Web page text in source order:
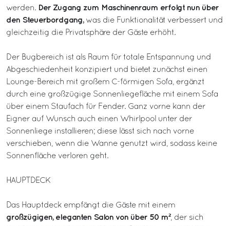
werden. Der Zugang zum Maschinenraum erfolgt nun über
den Steuerbordgang, was die Funktionalität verbessert und
gleichzeitig die Privatsphäre der Gäste erhöht.
Der Bugbereich ist als Raum für totale Entspannung und
Abgeschiedenheit konzipiert und bietet zunächst einen
Lounge-Bereich mit großem C-förmigen Sofa, ergänzt
durch eine großzügige Sonnenliegefläche mit einem Sofa
über einem Staufach für Fender. Ganz vorne kann der
Eigner auf Wunsch auch einen Whirlpool unter der
Sonnenliege installieren; diese lässt sich nach vorne
verschieben, wenn die Wanne genutzt wird, sodass keine
Sonnenfläche verloren geht.
HAUPTDECK
Das Hauptdeck empfängt die Gäste mit einem
großzügigen, eleganten Salon von über 50 m², der sich